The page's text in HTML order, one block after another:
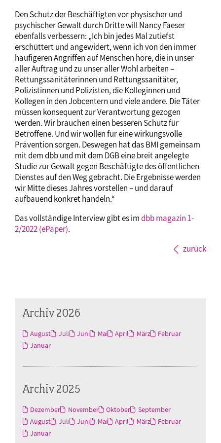
Den Schutz der Beschäftigten vor physischer und
psychischer Gewalt durch Dritte will Nancy Faeser
ebenfalls verbessern: „Ich bin jedes Mal zutiefst
erschüttert und angewidert, wenn ich von den immer
häufigeren Angriffen auf Menschen höre, die in unser
aller Auftrag und zu unser aller Wohl arbeiten –
Rettungssanitäterinnen und Rettungssanitäter,
Polizistinnen und Polizisten, die Kolleginnen und
Kollegen in den Jobcentern und viele andere. Die Täter
müssen konsequent zur Verantwortung gezogen
werden. Wir brauchen einen besseren Schutz für
Betroffene. Und wir wollen für eine wirkungsvolle
Prävention sorgen. Deswegen hat das BMI gemeinsam
mit dem dbb und mit dem DGB eine breit angelegte
Studie zur Gewalt gegen Beschäftigte des öffentlichen
Dienstes auf den Weg gebracht. Die Ergebnisse werden
wir Mitte dieses Jahres vorstellen – und darauf
aufbauend konkret handeln.“
Das vollständige Interview gibt es imdbb magazin 1-
2/2022 (ePaper).
zurück
Archiv 2026
August Juli Juni Mai April März
Februar
Januar
Archiv 2025
Dezember November Oktober
September
August
Juli Juni Mai April März
Februar
Januar